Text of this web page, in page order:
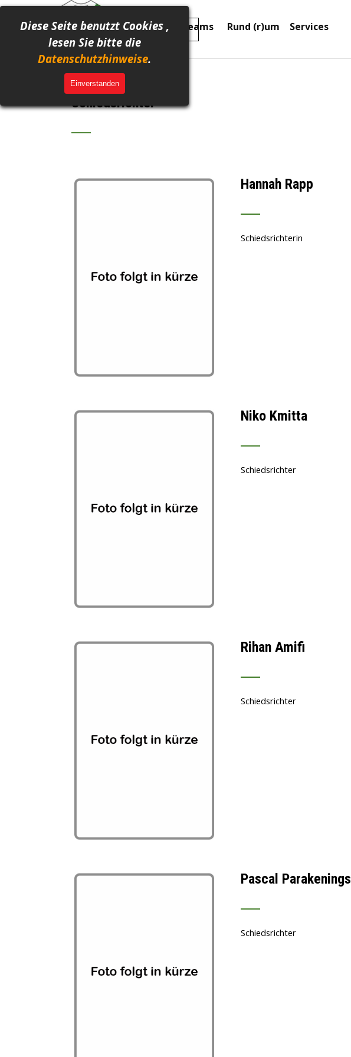
Diese Seite benutzt Cookies ,
lesen Sie bitte die
Datenschutzhinweise.
Einverstanden
Direkt zum Seiteninhalt
Menü überspringen
Home Abteilung ▼
Teams ▼
Rund (r)um ▼
Services
Das Team der
Schiedsrichter
Hannah Rapp
Schiedsrichterin
Niko Kmitta
Schiedsrichter
Rihan Amifi
Schiedsrichter
Pascal Parakenings
Schiedsrichter